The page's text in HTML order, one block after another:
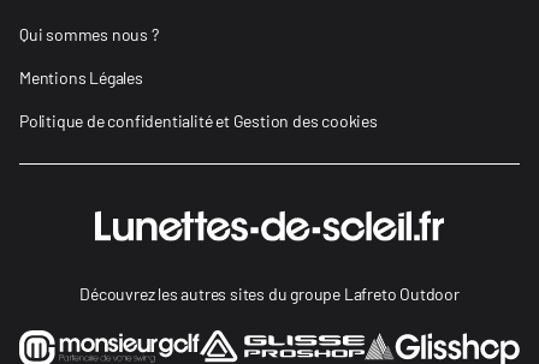
Qui sommes nous ?
Mentions Légales
Politique de confidentialité et Gestion des cookies
Découvrez les autres sites du groupe Lafreto Outdoor